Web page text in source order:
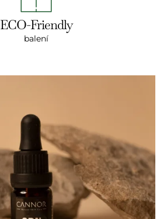
ECO-Friendly
balení